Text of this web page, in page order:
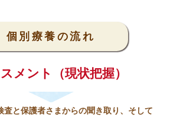
個別療養の流れ
メント（現状把握）
査と保護者さまからの聞き取り、そして